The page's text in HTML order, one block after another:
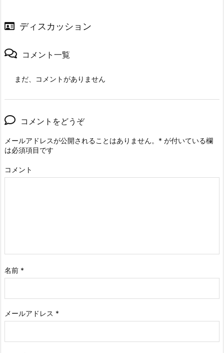
ディスカッション
コメント一覧
まだ、コメントがありません
コメントをどうぞ
メールアドレスが公開されることはありません。 * が付いている欄
は必須項目です
コメント
名前 *
メールアドレス *